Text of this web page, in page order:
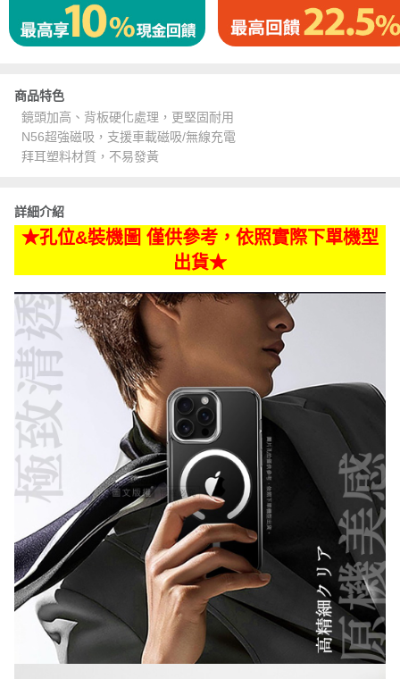
商品特色
鏡頭加高、背板硬化處理，更堅固耐用
N56超強磁吸，支援車載磁吸/無線充電
拜耳塑料材質，不易發黃
詳細介紹
★孔位&裝機圖 僅供參考，依照實際下單機型
出貨★